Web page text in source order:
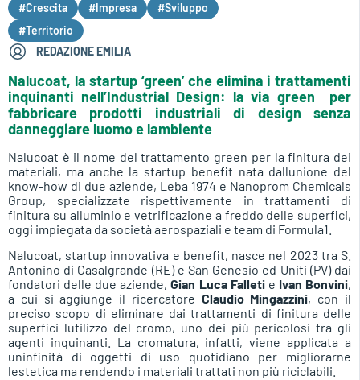
#Crescita
#Impresa
#Sviluppo
#Territorio
REDAZIONE EMILIA
Nalucoat, la startup ‘green’ che elimina i trattamenti
inquinanti nell’Industrial Design: la via green per
fabbricare prodotti industriali di design senza
danneggiare luomo e lambiente
Nalucoat è il nome del trattamento green per la finitura dei
materiali, ma anche la startup benefit nata dallunione del
know-how di due aziende, Leba 1974 e Nanoprom Chemicals
Group, specializzate rispettivamente in trattamenti di
finitura su alluminio e vetrificazione a freddo delle superfici,
oggi impiegata da società aerospaziali e team di Formula1.
Nalucoat, startup innovativa e benefit, nasce nel 2023 tra S.
Antonino di Casalgrande (RE) e San Genesio ed Uniti (PV) dai
fondatori delle due aziende,Gian Luca Falletie Ivan Bonvini,
a cui si aggiunge il ricercatore Claudio Mingazzini, con il
preciso scopo di eliminare dai trattamenti di finitura delle
superfici lutilizzo del cromo, uno dei più pericolosi tra gli
agenti inquinanti. La cromatura, infatti, viene applicata a
uninfinità di oggetti di uso quotidiano per migliorarne
lestetica ma rendendo i materiali trattati non più riciclabili.